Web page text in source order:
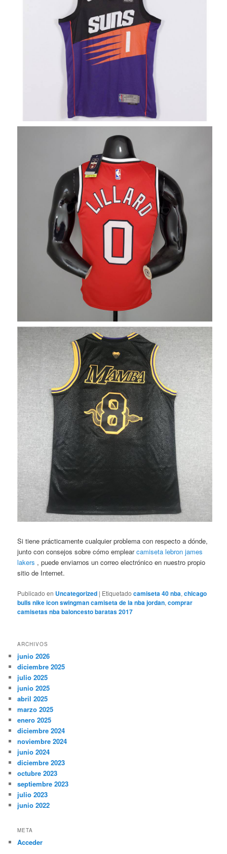
Si tiene prácticamente cualquier problema con respecto a dónde,
junto con consejos sobre cómo emplearcamiseta lebron james
lakers , puede enviarnos un correo electrónico en nuestro propio
sitio de Internet.
Publicado en Uncategorized | Etiquetado camiseta 40 nba,chicago
bulls nike icon swingman camiseta de la nba jordan,comprar
camisetas nba baloncesto baratas 2017
ARCHIVOS
junio 2026
diciembre 2025
julio 2025
junio 2025
abril 2025
marzo 2025
enero 2025
diciembre 2024
noviembre 2024
junio 2024
diciembre 2023
octubre 2023
septiembre 2023
julio 2023
junio 2022
META
Acceder